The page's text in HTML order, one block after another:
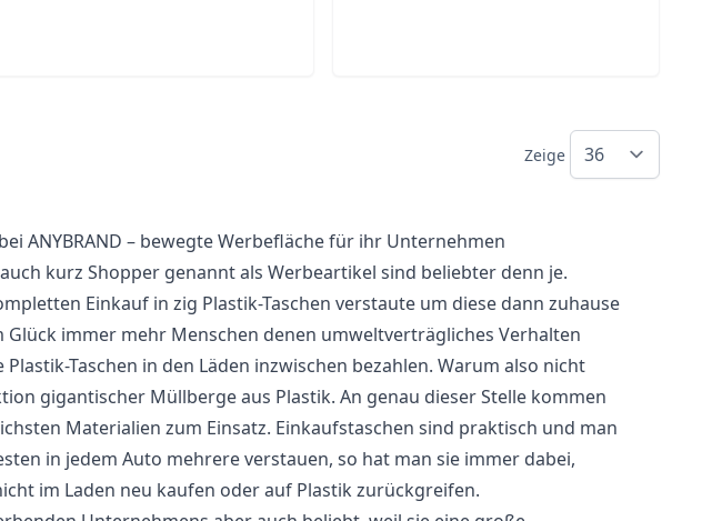
Zeige
ANYBRAND – bewegte Werbefläche für ihr Unternehmen
kurz Shopper genannt als Werbeartikel sind beliebter denn je.
Einkauf in zig Plastik-Taschen verstaute um diese dann zuhause
immer mehr Menschen denen umweltverträgliches Verhalten
Taschen in den Läden inzwischen bezahlen. Warum also nicht
gigantischer Müllberge aus Plastik. An genau dieser Stelle kommen
Materialien zum Einsatz. Einkaufstaschen sind praktisch und man
in jedem Auto mehrere verstauen, so hat man sie immer dabei,
im Laden neu kaufen oder auf Plastik zurückgreifen.